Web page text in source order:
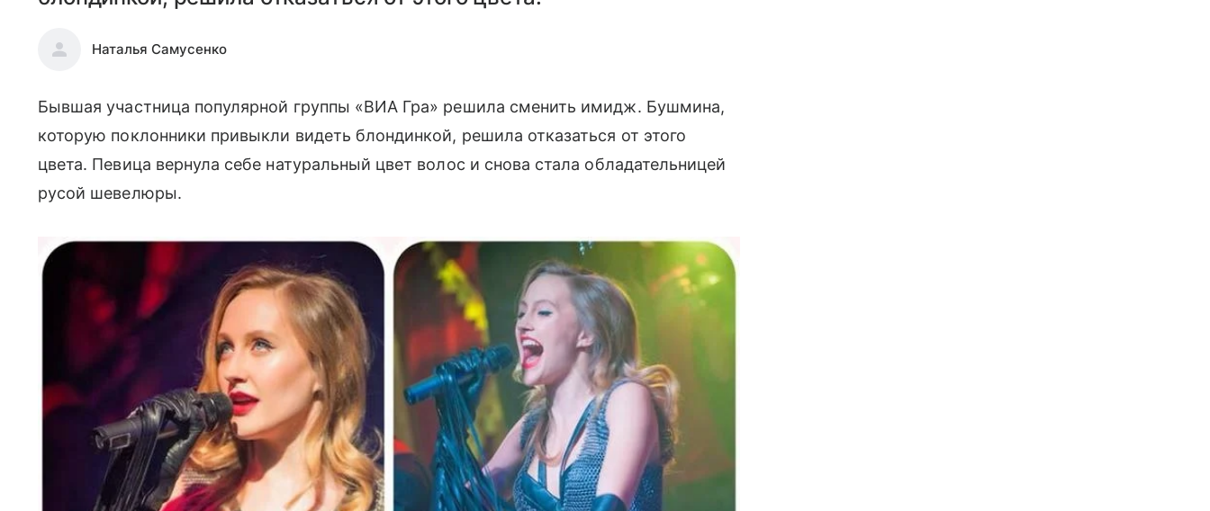
Наталья Самусенко
Бывшая участница популярной группы «ВИА Гра» решила сменить имидж. Бушмина,
которую поклонники привыкли видеть блондинкой, решила отказаться от этого
цвета. Певица вернула себе натуральный цвет волос и снова стала обладательницей
русой шевелюры.